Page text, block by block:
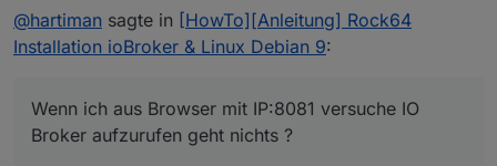
@hartiman sagte in [HowTo][Anleitung] Rock64
Installation ioBroker & Linux Debian 9:
Wenn ich aus Browser mit IP:8081 versuche IO
Broker aufzurufen geht nichts ?